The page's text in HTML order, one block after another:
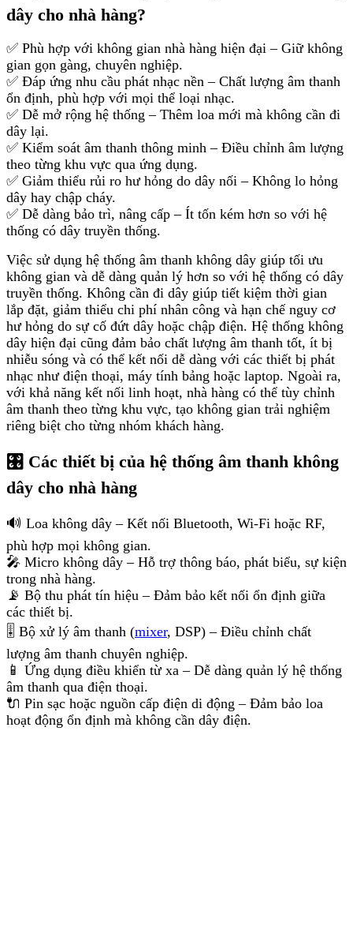
dây cho nhà hàng?
✅ Phù hợp với không gian nhà hàng hiện đại – Giữ không
gian gọn gàng, chuyên nghiệp.
✅ Đáp ứng nhu cầu phát nhạc nền – Chất lượng âm thanh
ổn định, phù hợp với mọi thể loại nhạc.
✅ Dễ mở rộng hệ thống – Thêm loa mới mà không cần đi
dây lại.
✅ Kiểm soát âm thanh thông minh – Điều chỉnh âm lượng
theo từng khu vực qua ứng dụng.
✅ Giảm thiểu rủi ro hư hỏng do dây nối – Không lo hỏng
dây hay chập cháy.
✅ Dễ dàng bảo trì, nâng cấp – Ít tốn kém hơn so với hệ
thống có dây truyền thống.
Việc sử dụng hệ thống âm thanh không dây giúp tối ưu
không gian và dễ dàng quản lý hơn so với hệ thống có dây
truyền thống. Không cần đi dây giúp tiết kiệm thời gian
lắp đặt, giảm thiểu chi phí nhân công và hạn chế nguy cơ
hư hỏng do sự cố đứt dây hoặc chập điện. Hệ thống không
dây hiện đại cũng đảm bảo chất lượng âm thanh tốt, ít bị
nhiễu sóng và có thể kết nối dễ dàng với các thiết bị phát
nhạc như điện thoại, máy tính bảng hoặc laptop. Ngoài ra,
với khả năng kết nối linh hoạt, nhà hàng có thể tùy chỉnh
âm thanh theo từng khu vực, tạo không gian trải nghiệm
riêng biệt cho từng nhóm khách hàng.
🎛 Các thiết bị của hệ thống âm thanh không
dây cho nhà hàng
🔊 Loa không dây – Kết nối Bluetooth, Wi-Fi hoặc RF,
phù hợp mọi không gian.
🎤 Micro không dây – Hỗ trợ thông báo, phát biểu, sự kiện
trong nhà hàng.
📡 Bộ thu phát tín hiệu – Đảm bảo kết nối ổn định giữa
các thiết bị.
🎚 Bộ xử lý âm thanh (mixer, DSP) – Điều chỉnh chất
lượng âm thanh chuyên nghiệp.
📱 Ứng dụng điều khiển từ xa – Dễ dàng quản lý hệ thống
âm thanh qua điện thoại.
🔌 Pin sạc hoặc nguồn cấp điện di động – Đảm bảo loa
hoạt động ổn định mà không cần dây điện.